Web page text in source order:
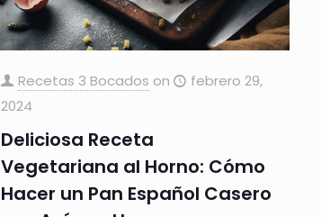
Recetas 3 Bocados on
febrero 29,
2024
Deliciosa Receta
Vegetariana al Horno: Cómo
Hacer un Pan Español Casero